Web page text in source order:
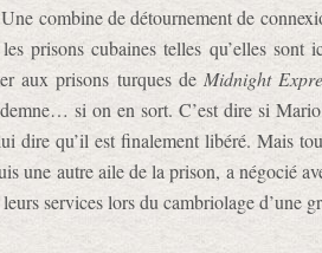
Une combine de détournement de
prisons cubaines telles qu’elles sont
aux prisons turques de Midnight
si on en sort. C’est dire si
dire qu’il est finalement libéré. Mais
une autre aile de la prison, a négocié
services lors du cambriolage d’une